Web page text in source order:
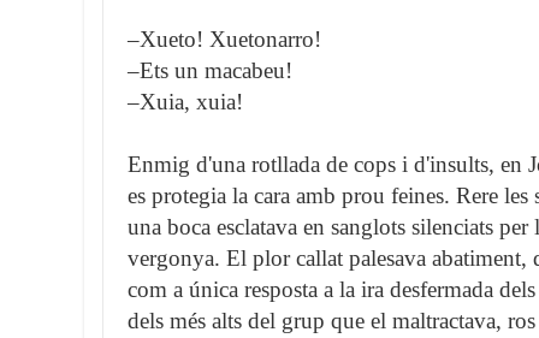
–Xueto! Xuetonarro!
–Ets un macabeu!
–Xuia, xuia!
Enmig d'una rotllada de cops i d'insults, en
es protegia la cara amb prou feines. Rere les
una boca esclatava en sanglots silenciats
vergonya. El plor callat palesava abatiment,
com a única resposta a la ira desfermada
dels més alts del grup que el maltractava,